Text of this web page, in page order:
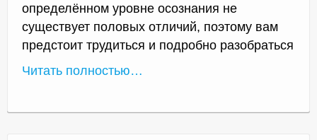
определённом уровне осознания не
существует половых отличий, поэтому вам
предстоит трудиться и подробно разобраться
Читать полностью…